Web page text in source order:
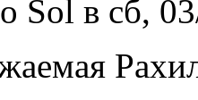
Sol в сб,